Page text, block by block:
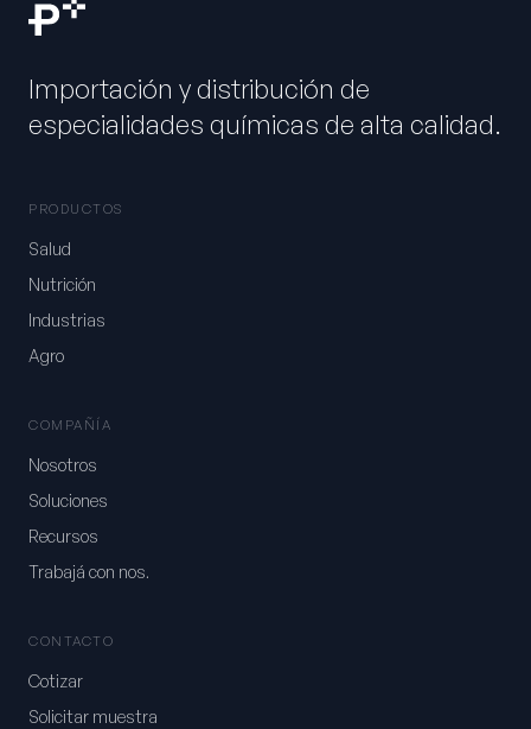
Importación y distribución de
especialidades químicas de alta calidad.
PRODUCTOS
Salud
Nutrición
Industrias
Agro
COMPAÑÍA
Nosotros
Soluciones
Recursos
Trabajá con nos.
CONTACTO
Cotizar
Solicitar muestra